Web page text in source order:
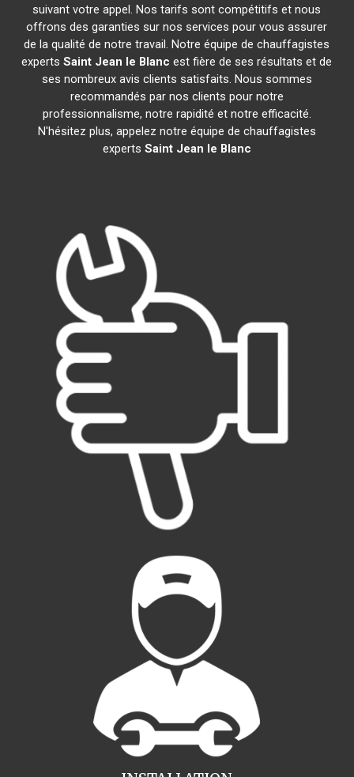
suivant votre appel. Nos tarifs sont compétitifs et nous
offrons des garanties sur nos services pour vous assurer
de la qualité de notre travail. Notre équipe de chauffagistes
expertsSaint Jean le Blanc est fière de ses résultats et de
ses nombreux avis clients satisfaits. Nous sommes
recommandés par nos clients pour notre
professionnalisme, notre rapidité et notre efficacité.
N'hésitez plus, appelez notre équipe de chauffagistes
experts Saint Jean le Blanc